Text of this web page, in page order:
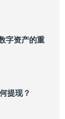
字资产的重
提现？